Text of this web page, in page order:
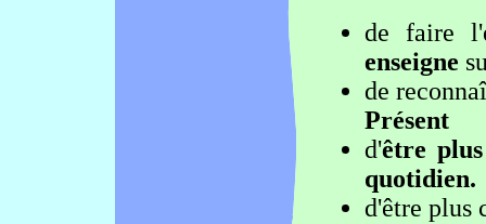
de faire
enseigne
de
Présent
d'être plus
quotidien.
d'être plus